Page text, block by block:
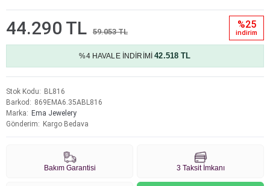
44.290 TL 59.053 TL
%25
i̇ndi̇ri̇m
%4 HAVALE İNDİRİMİ42.518 TL
Stok Kodu
BL816
Barkod
869EMA6.35ABL816
Marka
Ema Jewelery
Gönderim
Kargo Bedava
Bakım Garantisi 3 Taksit İmkanı